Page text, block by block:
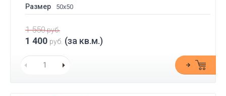
Размер 50x50
1 550руб.
1 400 руб. (за кв.м.)